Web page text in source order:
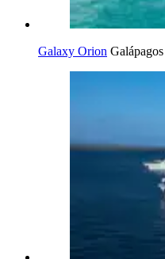
Galaxy Orion Galápagos